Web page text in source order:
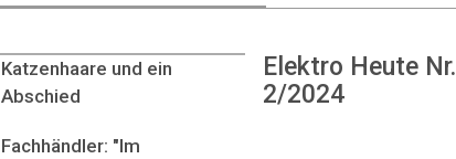
Elektro Heute Nr.
2/2024
Katzenhaare und ein
Abschied
Fachhändler: "Im